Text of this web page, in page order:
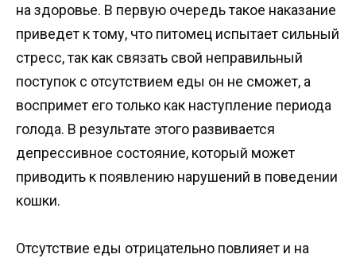
на здоровье. В первую очередь такое наказание
приведет к тому, что питомец испытает сильный
стресс, так как связать свой неправильный
поступок с отсутствием еды он не сможет, а
воспримет его только как наступление периода
голода. В результате этого развивается
депрессивное состояние, который может
приводить к появлению нарушений в поведении
кошки.
Отсутствие еды отрицательно повлияет и на